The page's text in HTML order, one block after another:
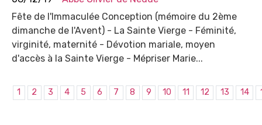
Fête de l'Immaculée Conception (mémoire du 2ème
dimanche de l'Avent) - La Sainte Vierge - Féminité,
virginité, maternité - Dévotion mariale, moyen
d'accès à la Sainte Vierge - Mépriser Marie...
1 2 3 4 5 6 7 8 9 10 11 12 13 14